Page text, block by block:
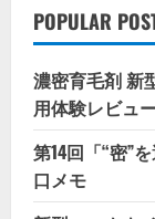
POPULAR
濃密育毛剤 新
用体験レビュ
第14回「“密”
口メモ